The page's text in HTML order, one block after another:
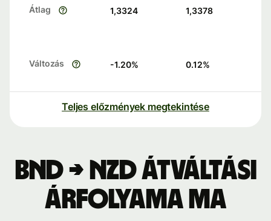
Átlag 1,3324 1,3378
Változás -1.20% 0.12%
Teljes előzmények megtekintése
BND → NZD átváltási
árfolyama ma